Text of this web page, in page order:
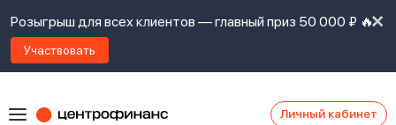
Розыгрыш для всех клиентов — главный приз 50 000 ₽ 🔥
Участвовать
Личный кабинет